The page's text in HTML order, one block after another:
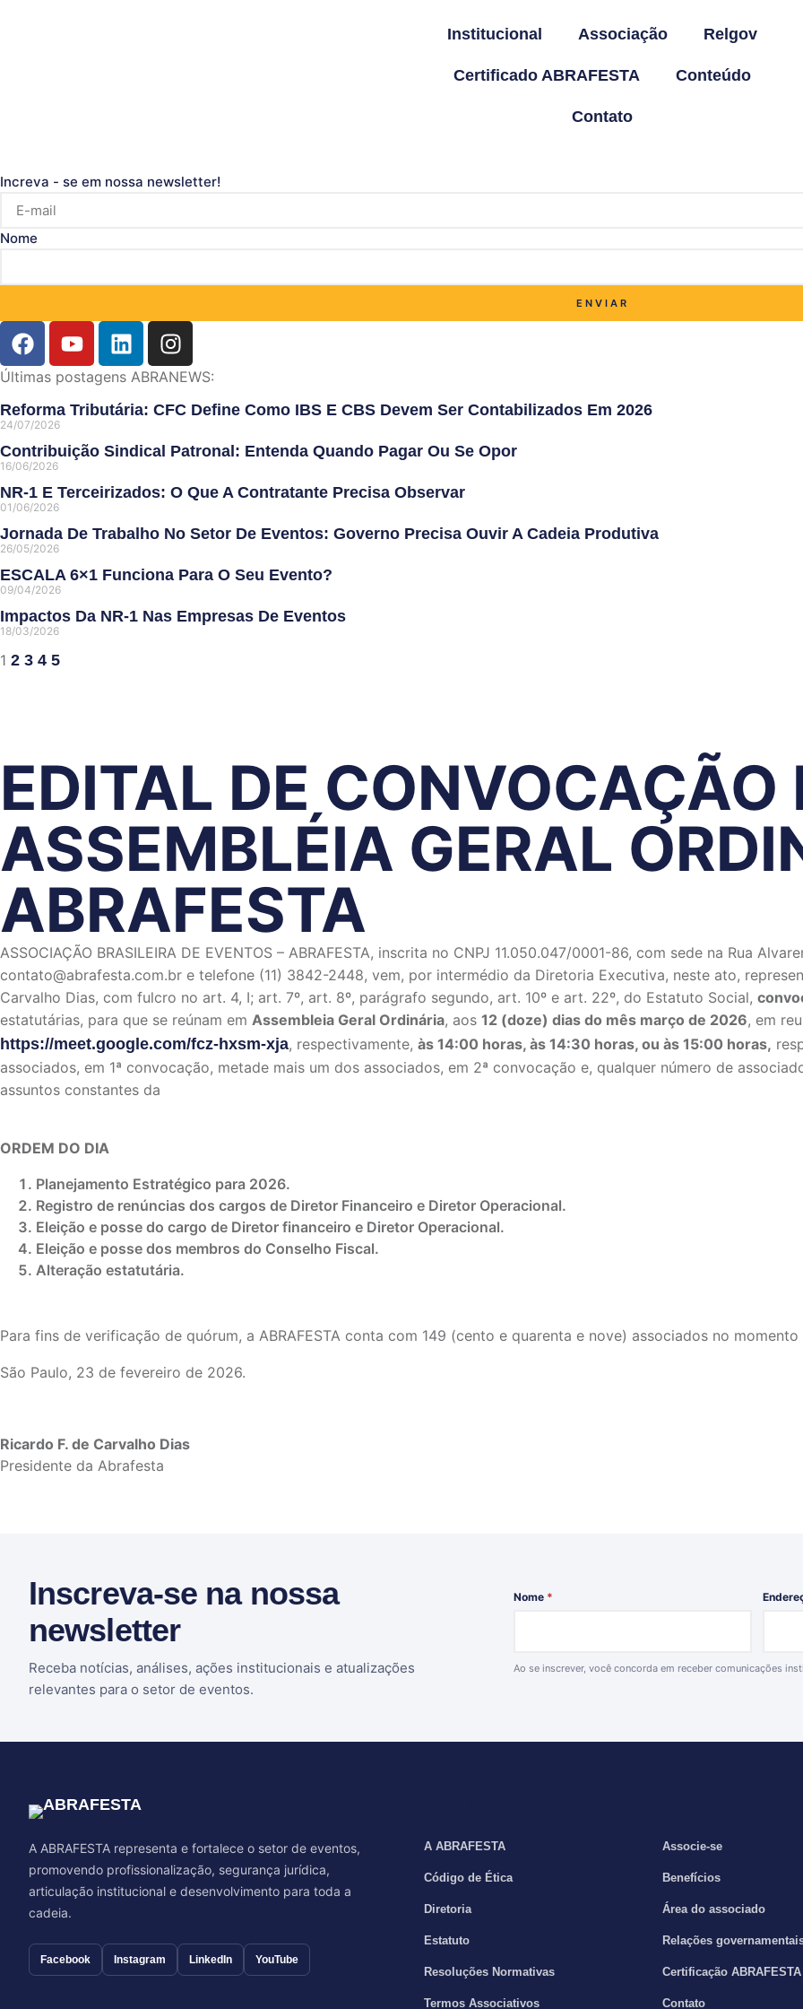
Institucional Associação Relgov
Certificado ABRAFESTA Conteúdo
Contato
Increva - se em nossa newsletter!
Nome
ENVIAR
Últimas postagens ABRANEWS:
Reforma Tributária: CFC Define Como IBS E CBS Devem Ser Contabilizados Em 2026
24/07/2026
Contribuição Sindical Patronal: Entenda Quando Pagar Ou Se Opor
16/06/2026
NR-1 E Terceirizados: O Que A Contratante Precisa Observar
01/06/2026
Jornada De Trabalho No Setor De Eventos: Governo Precisa Ouvir A Cadeia Produtiva
26/05/2026
ESCALA 6×1 Funciona Para O Seu Evento?
09/04/2026
Impactos Da NR-1 Nas Empresas De Eventos
18/03/2026
1 2 3 4 5
EDITAL DE CONVOCAÇÃO
ASSEMBLÉIA GERAL
ABRAFESTA
ASSOCIAÇÃO BRASILEIRA DE EVENTOS – ABRAFESTA, inscrita no CNPJ 11.050.047/0001-86, com sede na Rua
contato@abrafesta.com.br e telefone (11) 3842-2448, vem, por intermédio da Diretoria Executiva, neste ato,
Carvalho Dias, com fulcro no art. 4, I; art. 7º, art. 8º, parágrafo segundo, art. 10º e art. 22º, do Estatuto Social,
estatutárias, para que se reúnam em Assembleia Geral Ordinária, aos 12 (doze) dias do mês março de 2026, em
https://meet.google.com/fcz-hxsm-xja, respectivamente, às 14:00 horas, às 14:30 horas, ou às 15:00 horas,
associados, em 1ª convocação, metade mais um dos associados, em 2ª convocação e, qualquer número de
assuntos constantes da
ORDEM DO DIA
Planejamento Estratégico para 2026.
Registro de renúncias dos cargos de Diretor Financeiro e Diretor Operacional.
Eleição e posse do cargo de Diretor financeiro e Diretor Operacional.
Eleição e posse dos membros do Conselho Fiscal.
Alteração estatutária.
Para fins de verificação de quórum, a ABRAFESTA conta com 149 (cento e quarenta e nove) associados no
São Paulo, 23 de fevereiro de 2026.
Ricardo F. de Carvalho Dias
Presidente da Abrafesta
Inscreva-se na nossa
newsletter
Receba notícias, análises, ações institucionais e atualizações
relevantes para o setor de eventos.
Nome *
Ao se inscrever, você concorda em receber comunicações
A ABRAFESTA representa e fortalece o setor de eventos,
promovendo profissionalização, segurança jurídica,
articulação institucional e desenvolvimento para toda a
cadeia.
Facebook Instagram LinkedIn YouTube
A ABRAFESTA
Código de Ética
Diretoria
Estatuto
Resoluções Normativas
Termos Associativos
Associe-se
Benefícios
Área do associado
Relações
Certificação ABRAFESTA
Contato